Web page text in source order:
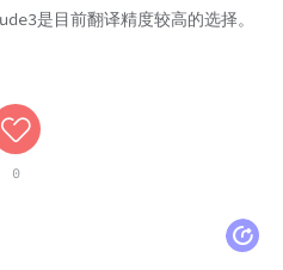
是目前翻译精度较高的选择。
0